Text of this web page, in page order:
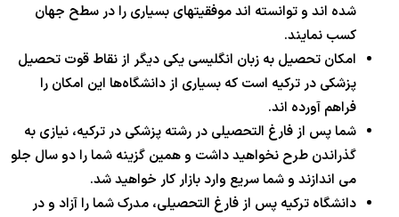
شده اند و توانسته اند موفقیتهای بسیاری را در سطح جهان
کسب نمایند.
امکان تحصیل به زبان انگلیسی یکی دیگر از نقاط قوت تحصیل
پزشکی در ترکیه است که بسیاری از دانشگاه‌ها این امکان را
فراهم آورده اند.
شما پس از فارغ التحصیلی در رشته پزشکی در ترکیه، نیازی به
گذراندن طرح نخواهید داشت و همین گزینه شما را دو سال جلو
می اندازند و شما سریع وارد بازار کار خواهید شد.
دانشگاه ترکیه پس از فارغ التحصیلی، مدرک شما را آزاد و در